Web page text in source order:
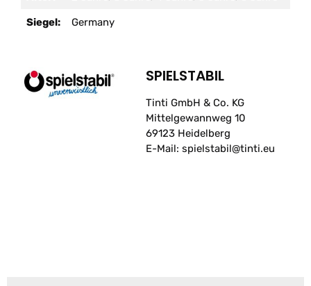
Siegel: Germany
SPIELSTABIL
Tinti GmbH & Co. KG
Mittelgewannweg 10
69123 Heidelberg
E-Mail: spielstabil@tinti.eu